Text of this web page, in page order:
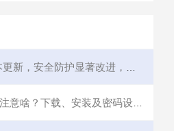
安全防护显著改进，影响几何？
？下载、安装及密码设置全解析